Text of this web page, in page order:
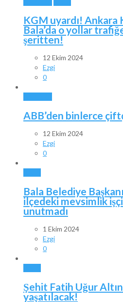
KGM uyardı! Ankara
Bala’da o yollar
şeritten!
12 Ekim 2024
Ezgi
0
ABB’den binlerce
12 Ekim 2024
Ezgi
0
Bala Belediye
ilçedeki mevsimlik
unutmadı
1 Ekim 2024
Ezgi
0
Şehit Fatih Uğur
yaşatılacak!